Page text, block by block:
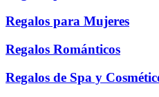
Regalos para Mujeres
Regalos Románticos
Regalos de Spa y